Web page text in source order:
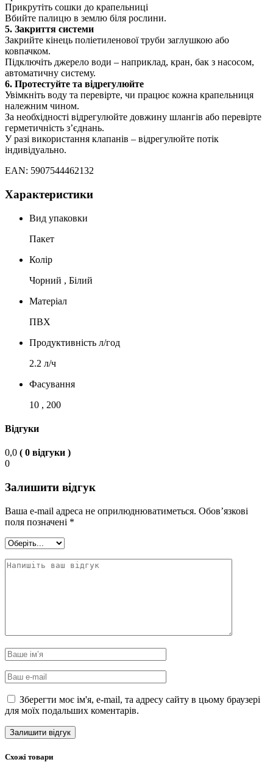
Прикрутіть сошки до крапельниці
Вбийте палицю в землю біля рослини.
5. Закриття системи
Закрийте кінець поліетиленової труби заглушкою або
ковпачком.
Підключіть джерело води – наприклад, кран, бак з насосом,
автоматичну систему.
6. Протестуйте та відрегулюйте
Увімкніть воду та перевірте, чи працює кожна крапельниця
належним чином.
За необхідності відрегулюйте довжину шлангів або перевірте
герметичність з’єднань.
У разі використання клапанів – відрегулюйте потік
індивідуально.
EAN: 5907544462132
Характеристики
Вид упаковки
Пакет
Колір
Чорний , Білий
Матеріал
ПВХ
Продуктивність л/год
2.2 л/ч
Фасування
10 , 200
Відгуки
0,0 ( 0 відгуки )
0
Залишити відгук
Ваша e-mail адреса не оприлюднюватиметься. Обов’язкові
поля позначені *
Зберегти моє ім'я, e-mail, та адресу сайту в цьому браузері
для моїх подальших коментарів.
Схожі товари